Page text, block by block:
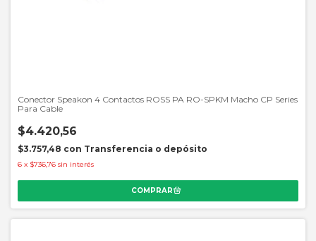
Conector Speakon 4 Contactos ROSS PA RO-SPKM Macho CP Series
Para Cable
$4.420,56
$3.757,48 con Transferencia o depósito
6 x $736,76 sin interés